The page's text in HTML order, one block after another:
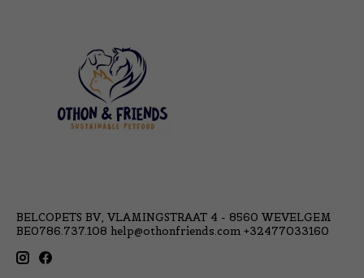
BELCOPETS BV, VLAMINGSTRAAT 4 - 8560 WEVELGEM
BE0786.737.108 help@othonfriends.com +32477033160